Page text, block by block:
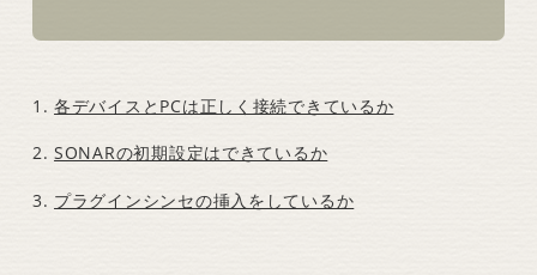
各デバイスとPCは正しく接続できているか
SONARの初期設定はできているか
プラグインシンセの挿入をしているか